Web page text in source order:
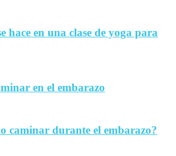
hace en una clase de yoga para
en el embarazo
caminar durante el embarazo?